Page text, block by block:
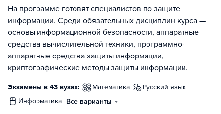
На программе готовят специалистов по защите
информации. Среди обязательных дисциплин курса —
основы информационной безопасности, аппаратные
средства вычислительной техники, программно-
аппаратные средства защиты информации,
криптографические методы защиты информации.
Экзамены в 43 вузах: математика
русский язык
информатика Все варианты